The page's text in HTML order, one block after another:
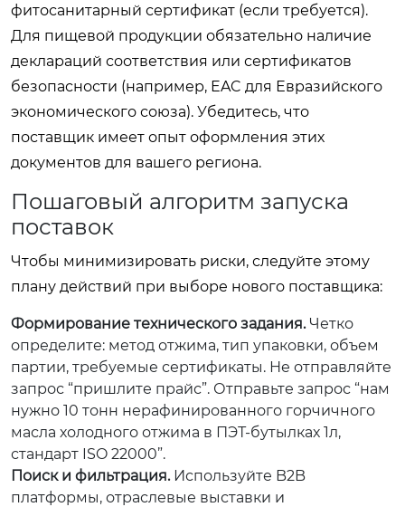
фитосанитарный сертификат (если требуется).
Для пищевой продукции обязательно наличие
деклараций соответствия или сертификатов
безопасности (например, EAC для Евразийского
экономического союза). Убедитесь, что
поставщик имеет опыт оформления этих
документов для вашего региона.
Пошаговый алгоритм запуска
поставок
Чтобы минимизировать риски, следуйте этому
плану действий при выборе нового поставщика:
Формирование технического задания.Четко
определите: метод отжима, тип упаковки, объем
партии, требуемые сертификаты. Не отправляйте
запрос “пришлите прайс”. Отправьте запрос “нам
нужно 10 тонн нерафинированного горчичного
масла холодного отжима в ПЭТ-бутылках 1л,
стандарт ISO 22000”.
Поиск и фильтрация.Используйте B2B
платформы, отраслевые выставки и